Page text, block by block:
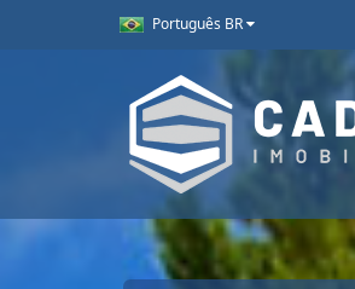
Português BR